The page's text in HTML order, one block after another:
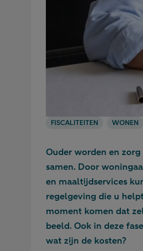
FISCALITEITEN WONEN
Ouder worden en
samen. Door
en maaltijdservices
regelgeving die u
moment komen dat
beeld. Ook in deze
wat zijn de kosten?